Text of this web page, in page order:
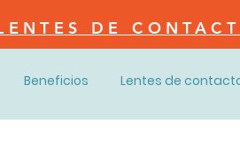
Beneficios Lentes de
DE